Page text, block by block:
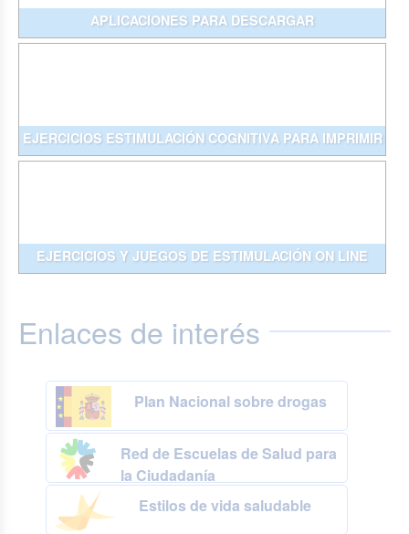
APLICACIONES PARA DESCARGAR
EJERCICIOS ESTIMULACIÓN COGNITIVA PARA IMPRIMIR
EJERCICIOS Y JUEGOS DE ESTIMULACIÓN ON LINE
Enlaces de interés
Plan Nacional sobre drogas
Red de Escuelas de Salud para
la Ciudadanía
Estilos de vida saludable